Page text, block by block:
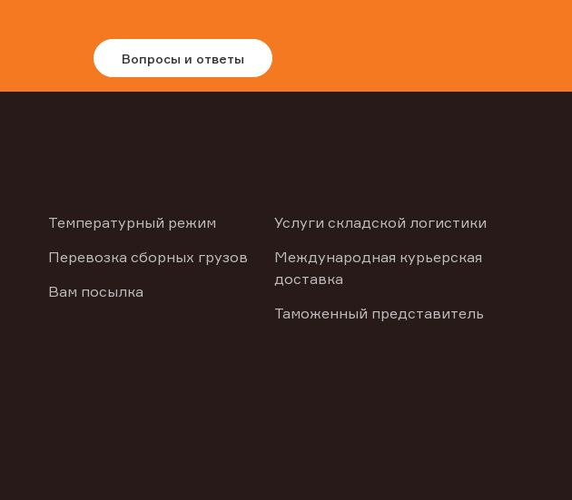
Вопросы и ответы
Температурный режим
Перевозка сборных грузов
Вам посылка
Услуги складской логистики
Международная курьерская
доставка
Таможенный представитель